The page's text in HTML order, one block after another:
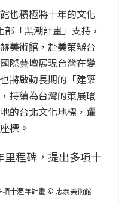
也積極將十年的文化
「黑潮計畫」支持，
美術館，赴美策辦台
際藝壇展現台灣在變
將啟動長期的「建築
持續為台灣的策展環
的台北文化地標，躍
標。
十週年計畫 © 忠泰美術館